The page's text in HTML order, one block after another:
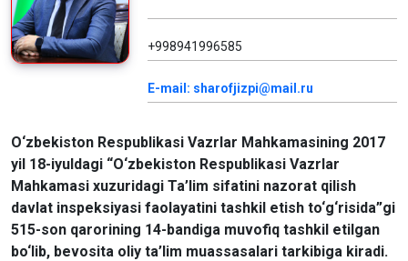
+998941996585
E-mail: sharofjizpi@mail.ru
O‘zbekiston Respublikasi Vazrlar Mahkamasining 2017
yil 18-iyuldagi “O‘zbekiston Respublikasi Vazrlar
Mahkamasi xuzuridagi Ta’lim sifatini nazorat qilish
davlat inspeksiyasi faolayatini tashkil etish to‘g‘risida”gi
515-son qarorining 14-bandiga muvofiq tashkil etilgan
bo‘lib, bevosita oliy ta’lim muassasalari tarkibiga kiradi.